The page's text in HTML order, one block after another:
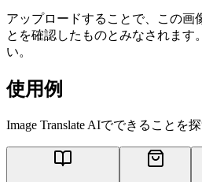
アップロードすることで、この画
とを確認したものとみなされます。
い。
使用例
Image Translate AIでできることを